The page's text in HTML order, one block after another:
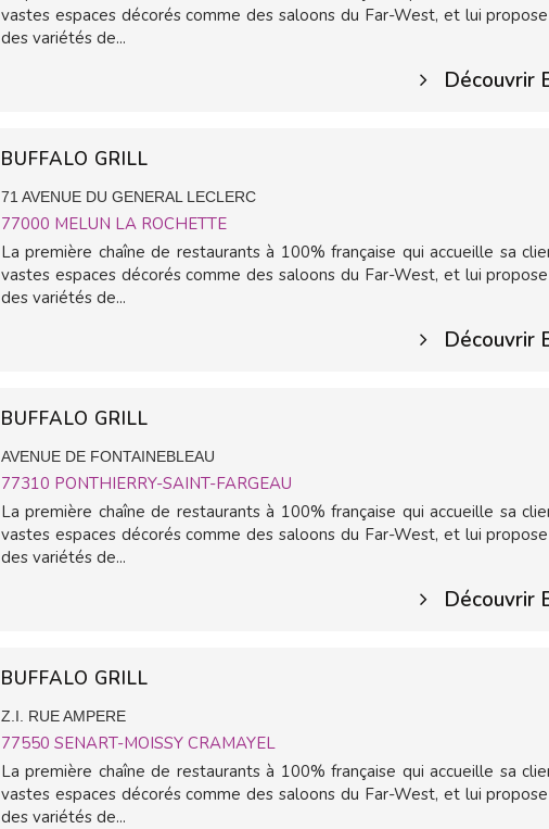
vastes espaces décorés comme des saloons du Far-West, et lui
des variétés de...
Découvrir
BUFFALO GRILL
71 AVENUE DU GENERAL LECLERC
77000 MELUN LA ROCHETTE
La première chaîne de restaurants à 100% française qui accueille sa
vastes espaces décorés comme des saloons du Far-West, et lui
des variétés de...
Découvrir
BUFFALO GRILL
AVENUE DE FONTAINEBLEAU
77310 PONTHIERRY-SAINT-FARGEAU
La première chaîne de restaurants à 100% française qui accueille sa
vastes espaces décorés comme des saloons du Far-West, et lui
des variétés de...
Découvrir
BUFFALO GRILL
Z.I. RUE AMPERE
77550 SENART-MOISSY CRAMAYEL
La première chaîne de restaurants à 100% française qui accueille sa
vastes espaces décorés comme des saloons du Far-West, et lui
des variétés de...